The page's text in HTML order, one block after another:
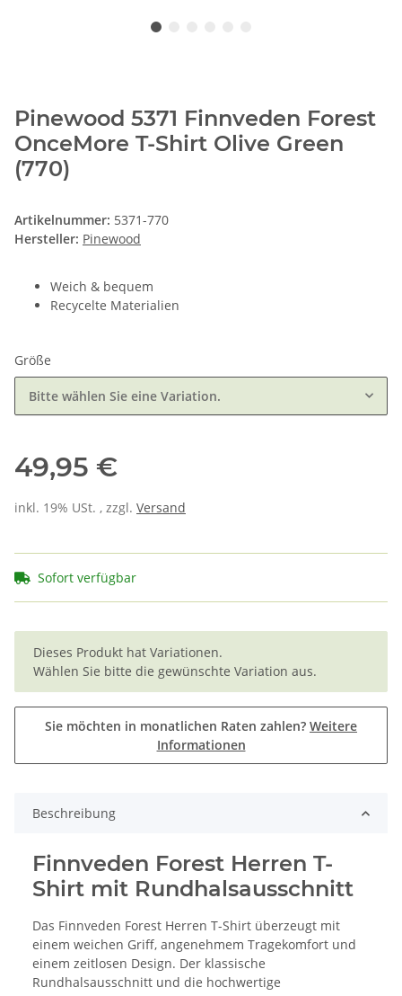
Pinewood 5371 Finnveden Forest
OnceMore T-Shirt Olive Green
(770)
Artikelnummer: 5371-770
Hersteller: Pinewood
Weich & bequem
Recycelte Materialien
Größe
Bitte wählen Sie eine Variation.
49,95 €
inkl. 19% USt. , zzgl. Versand
Sofort verfügbar
x
Dieses Produkt hat Variationen.
Wählen Sie bitte die gewünschte Variation aus.
Sie möchten in monatlichen Raten zahlen? Weitere
Informationen
Beschreibung
Finnveden Forest Herren T-
Shirt mit Rundhalsausschnitt
Das Finnveden Forest Herren T-Shirt überzeugt mit
einem weichen Griff, angenehmem Tragekomfort und
einem zeitlosen Design. Der klassische
Rundhalsausschnitt und die hochwertige